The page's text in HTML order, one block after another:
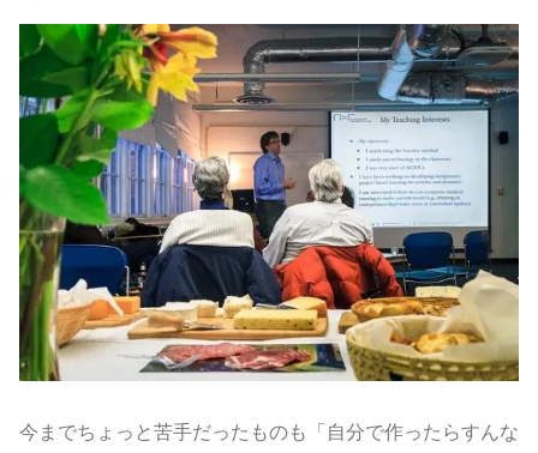
今までちょっと苦手だったものも「自分で作ったらすんな